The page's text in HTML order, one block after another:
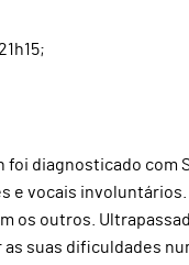
foi diagnosticado
e vocais
os outros.
suas dificuldades